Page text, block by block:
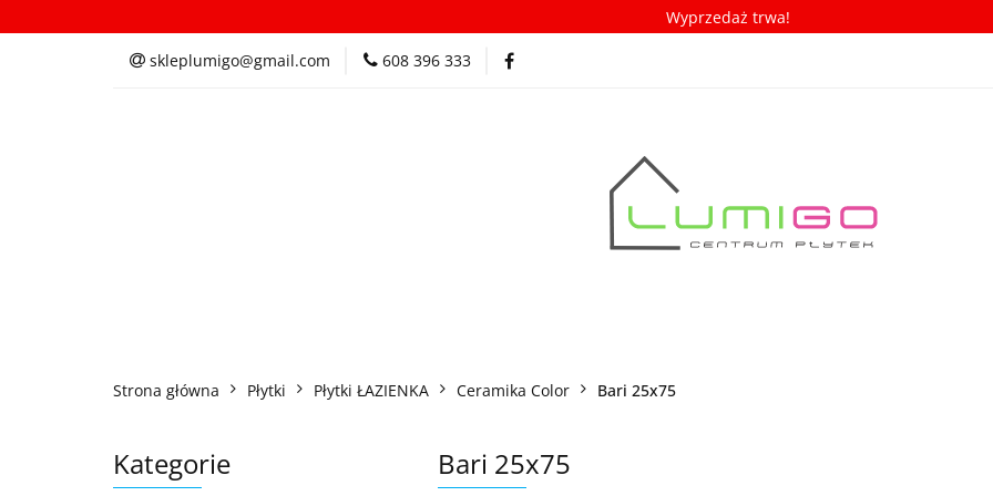
Wyprzedaż trwa!
skleplumigo@gmail.com 608 396 333
Kategorie Inspiracje Porady/ABC płytek Nowości
Strona główna Płytki Płytki ŁAZIENKA Ceramika Color Bari 25x75
Kategorie Bari 25x75